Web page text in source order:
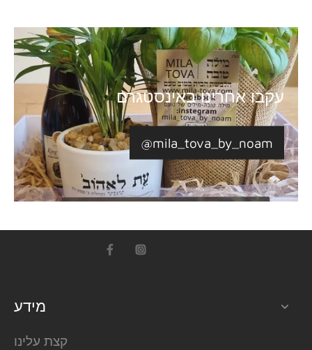
עקבו אחרינו באינסטגרם
@mila_tova_by_noam
מידע
קצת עלינו